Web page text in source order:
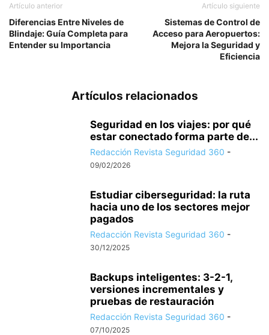
Artículo anterior
Diferencias Entre Niveles de
Blindaje: Guía Completa para
Entender su Importancia
Artículo siguiente
Sistemas de Control de
Acceso para Aeropuertos:
Mejora la Seguridad y
Eficiencia
Artículos relacionados
Seguridad en los viajes: por qué
estar conectado forma parte de...
Redacción Revista Seguridad 360 -
09/02/2026
Estudiar ciberseguridad: la ruta
hacia uno de los sectores mejor
pagados
Redacción Revista Seguridad 360 -
30/12/2025
Backups inteligentes: 3-2-1,
versiones incrementales y
pruebas de restauración
Redacción Revista Seguridad 360 -
07/10/2025